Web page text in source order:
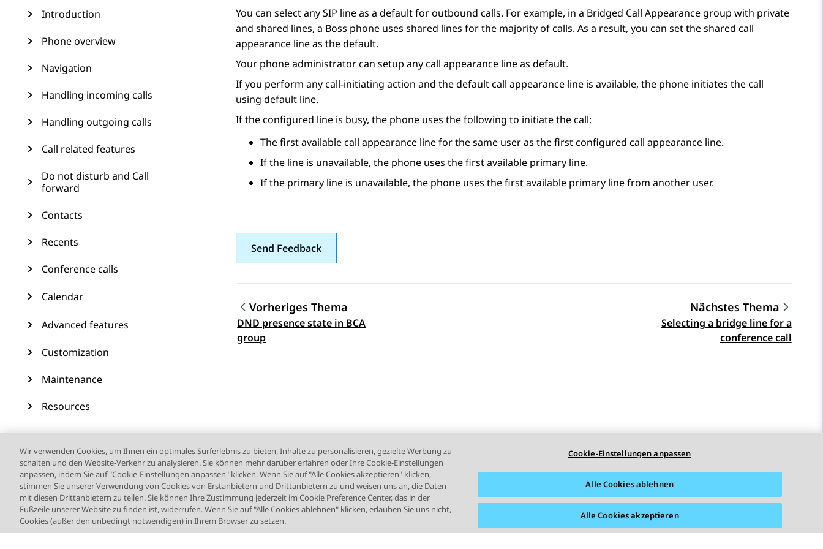
Introduction
Phone overview
Navigation
Handling incoming calls
Handling outgoing calls
Call related features
Do not disturb and Call
forward
Contacts
Recents
Conference calls
Calendar
Advanced features
Customization
Maintenance
Resources
You can select any SIP line as a default for outbound calls. For example, in a Bridged Call Appearance group with private
and shared lines, a Boss phone uses shared lines for the majority of calls. As a result, you can set the shared call
appearance line as the default.
Your phone administrator can setup any call appearance line as default.
If you perform any call-initiating action and the default call appearance line is available, the phone initiates the call
using default line.
If the configured line is busy, the phone uses the following to initiate the call:
The first available call appearance line for the same user as the first configured call appearance line.
If the line is unavailable, the phone uses the first available primary line.
If the primary line is unavailable, the phone uses the first available primary line from another user.
Send Feedback
Themennavigation
Vorheriges Thema
DND presence state in BCA
group
Nächstes Thema
Selecting a bridge line for a
conference call
STAY CONNECTED
Wir verwenden Cookies, um Ihnen ein optimales Surferlebnis zu bieten, Inhalte zu personalisieren, gezielte Werbung zu
schalten und den Website-Verkehr zu analysieren. Sie können mehr darüber erfahren oder Ihre Cookie-Einstellungen
anpassen, indem Sie auf "Cookie-Einstellungen anpassen" klicken. Wenn Sie auf "Alle Cookies akzeptieren" klicken,
stimmen Sie unserer Verwendung von Cookies von Erstanbietern und Drittanbietern zu und weisen uns an, die Daten
mit diesen Drittanbietern zu teilen. Sie können Ihre Zustimmung jederzeit im Cookie Preference Center, das in der
Fußzeile unserer Website zu finden ist, widerrufen. Wenn Sie auf "Alle Cookies ablehnen" klicken, erlauben Sie uns nicht,
Cookies (außer den unbedingt notwendigen) in Ihrem Browser zu setzen.
Cookie-Einstellungen anpassen
Alle Cookies ablehnen
Alle Cookies akzeptieren